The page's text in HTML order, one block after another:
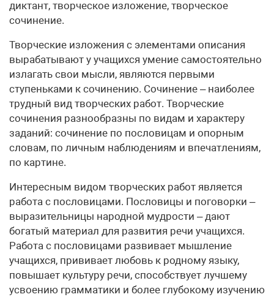
диктант, творческое изложение, творческое
сочинение.
Творческие изложения с элементами описания
вырабатывают у учащихся умение самостоятельно
излагать свои мысли, являются первыми
ступеньками к сочинению. Сочинение – наиболее
трудный вид творческих работ. Творческие
сочинения разнообразны по видам и характеру
заданий: сочинение по пословицам и опорным
словам, по личным наблюдениям и впечатлениям,
по картине.
Интересным видом творческих работ является
работа с пословицами. Пословицы и поговорки –
выразительницы народной мудрости – дают
богатый материал для развития речи учащихся.
Работа с пословицами развивает мышление
учащихся, прививает любовь к родному языку,
повышает культуру речи, способствует лучшему
усвоению грамматики и более глубокому изучению